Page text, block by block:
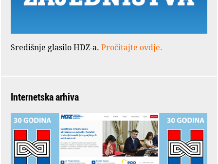
Središnje glasilo HDZ-a. Pročitajte ovdje.
Internetska arhiva